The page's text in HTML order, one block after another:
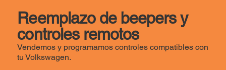
Reemplazo de beepers y
controles remotos
Vendemos y programamos controles compatibles con
tu Volkswagen.